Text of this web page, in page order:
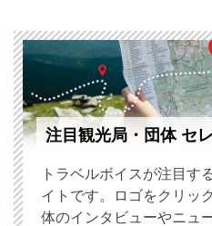
注目観光局・団体 セ
トラベルボイスが注目す
イトです。ロゴをクリッ
体のインタビューやニュ